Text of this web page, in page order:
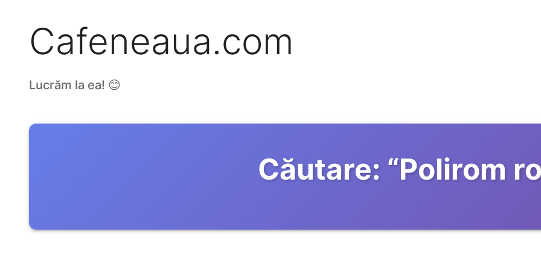
Cafeneaua.com
Lucrăm la ea! 😊
Căutare: “Polirom